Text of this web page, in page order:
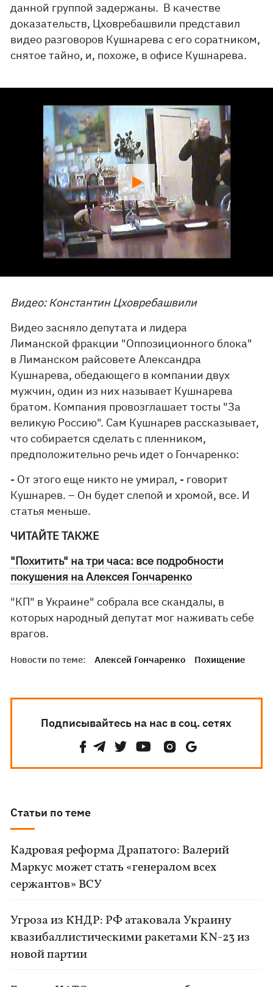
данной группой задержаны. В качестве
доказательств, Цховребашвили представил
видео разговоров Кушнарева с его соратником,
снятое тайно, и, похоже, в офисе Кушнарева.
Видео: Константин Цховребашвили
Видео засняло депутата и лидера
Лиманской фракции "Оппозиционного блока"
в Лиманском райсовете Александра
Кушнарева, обедающего в компании двух
мужчин, один из них называет Кушнарева
братом. Компания провозглашает тосты "За
великую Россию". Сам Кушнарев рассказывает,
что собирается сделать с пленником,
предположительно речь идет о Гончаренко:
- От этого еще никто не умирал, - говорит
Кушнарев. – Он будет слепой и хромой, все. И
статья меньше.
ЧИТАЙТЕ ТАКЖЕ
"Похитить" на три часа: все подробности
покушения на Алексея Гончаренко
"КП" в Украине" собрала все скандалы, в
которых народный депутат мог наживать себе
врагов.
Новости по теме: Алексей Гончаренко Похищение
Подписывайтесь на нас в соц. сетях
Статьи по теме
Кадровая реформа Драпатого: Валерий
Маркус может стать «генералом всех
сержантов» ВСУ
Угроза из КНДР: РФ атаковала Украину
квазибаллистическими ракетами KN-23 из
новой партии